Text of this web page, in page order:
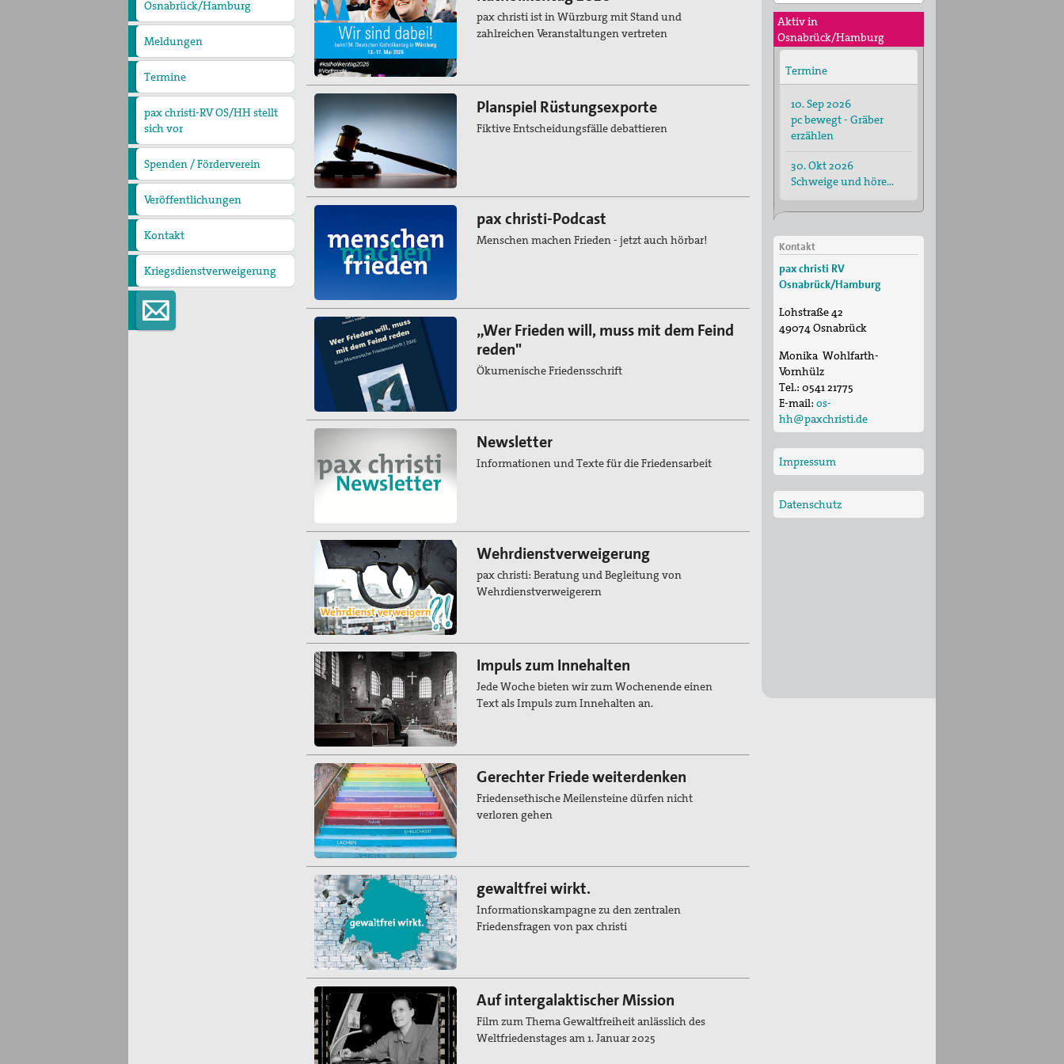
christi
Osnabrück/Hamburg
Meldungen
Termine
pax christi-RV OS/HH stellt
sich vor
Wer wir sind
Regionalvorstand
Ansprechpartner
pax christi Regionalbüro
Mitglied werden
Spenden / Förderverein
Veröffentlichungen
PaxpOSt
Arbeitshilfe zum Ersten
Weltkrieg
Kontakt
Kriegsdienstverweigerung
pax christi ist in Würzburg mit Stand und
zahlreichen Veranstaltungen vertreten
Planspiel Rüstungsexporte
Fiktive Entscheidungsfälle debattieren
pax christi-Podcast
Menschen machen Frieden - jetzt auch hörbar!
„Wer Frieden will, muss mit dem Feind
reden"
Ökumenische Friedensschrift
Newsletter
Informationen und Texte für die Friedensarbeit
Wehrdienstverweigerung
pax christi: Beratung und Begleitung von
Wehrdienstverweigerern
Impuls zum Innehalten
Jede Woche bieten wir zum Wochenende einen
Text als Impuls zum Innehalten an.
Gerechter Friede weiterdenken
Friedensethische Meilensteine dürfen nicht
verloren gehen
gewaltfrei wirkt.
Informationskampagne zu den zentralen
Friedensfragen von pax christi
Auf intergalaktischer Mission
Film zum Thema Gewaltfreiheit anlässlich des
Weltfriedenstages am 1. Januar 2025
Aktiv in
Osnabrück/Hamburg
Termine
10. Sep 2026
pc bewegt - Gräber
erzählen
30. Okt 2026
Schweige und höre...
Kontakt
pax christi RV
Osnabrück/Hamburg
Lohstraße 42
49074Osnabrück
Monika Wohlfarth-
Vornhülz
Tel.: 0541 21775
E-mail: os-
hh@paxchristi.de
Impressum
Datenschutz